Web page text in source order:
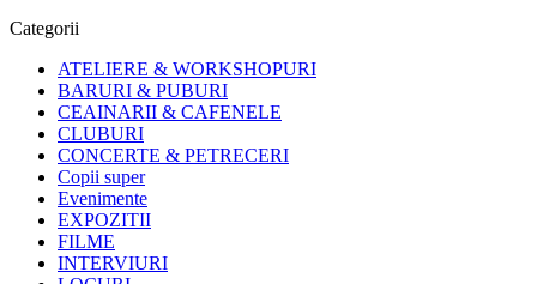
Categorii
ATELIERE & WORKSHOPURI
BARURI & PUBURI
CEAINARII & CAFENELE
CLUBURI
CONCERTE & PETRECERI
Copii super
Evenimente
EXPOZITII
FILME
INTERVIURI